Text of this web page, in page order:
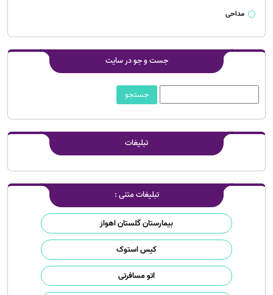
مداحی
جست و جو در سایت
تبلیغات
تبلیغات متنی :
بیمارستان گلستان اهواز
کیس استوک
اتو مسافرتی